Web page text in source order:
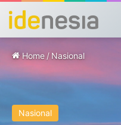
Home / Nasional
Nasional